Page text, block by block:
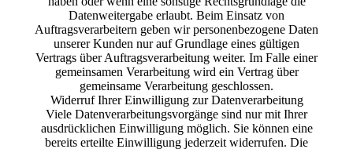
Datenweitergabe erlaubt. Beim Einsatz von
Auftragsverarbeitern geben wir personenbezogene Daten
unserer Kunden nur auf Grundlage eines gültigen
Vertrags über Auftragsverarbeitung weiter. Im Falle einer
gemeinsamen Verarbeitung wird ein Vertrag über
gemeinsame Verarbeitung geschlossen.
Widerruf Ihrer Einwilligung zur Datenverarbeitung
Viele Datenverarbeitungsvorgänge sind nur mit Ihrer
ausdrücklichen Einwilligung möglich. Sie können eine
bereits erteilte Einwilligung jederzeit widerrufen. Die